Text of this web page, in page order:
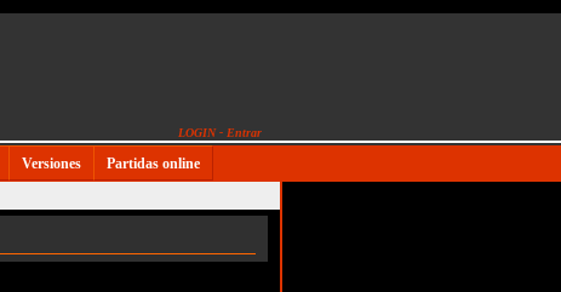
LOGIN - Entrar
Versiones Partidas online